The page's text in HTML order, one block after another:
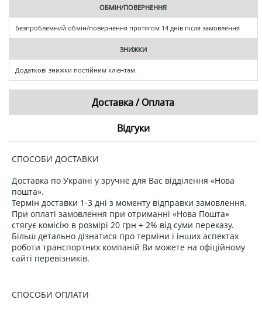
ОБМІН/ПОВЕРНЕННЯ
Безпроблемний обмін/повернення протягом 14 днів після замовлення
ЗНИЖКИ
Додаткові знижки постійним клієнтам.
Доставка / Оплата
Відгуки
СПОСОБИ ДОСТАВКИ
Доставка по Україні у зручне для Вас відділення «Нова
пошта».
Термін доставки 1-3 дні з моменту відправки замовлення.
При оплаті замовлення при отриманні «Нова Пошта»
стягує комісію в розмірі 20 грн + 2% від суми переказу.
Більш детально дізнатися про терміни і інших аспектах
роботи транспортних компаній Ви можете на офіційному
сайті перевізників.
СПОСОБИ ОПЛАТИ